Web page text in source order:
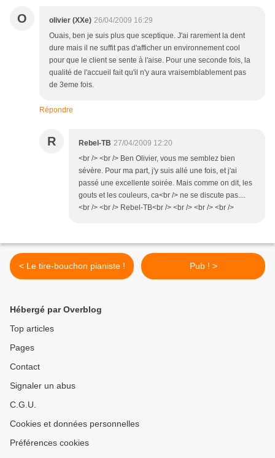
O olivier (XXe) 26/04/2009 16:29
Ouais, ben je suis plus que sceptique. J'ai rarement la dent
dure mais il ne suffit pas d'afficher un environnement cool
pour que le client se sente à l'aise. Pour une seconde fois, la
qualité de l'accueil fait qu'il n'y aura vraisemblablement pas
de 3eme fois.
Répondre
R Rebel-TB 27/04/2009 12:20
<br /> <br /> Ben Olivier, vous me semblez bien
sévère. Pour ma part, j'y suis allé une fois, et j'ai
passé une excellente soirée. Mais comme on dit, les
gouts et les couleurs, ca<br /> ne se discute pas....
<br /> <br /> Rebel-TB<br /> <br /> <br /> <br />
< Le tire-bouchon pianiste ! Pub ! >
Hébergé par Overblog
Top articles
Pages
Contact
Signaler un abus
C.G.U.
Cookies et données personnelles
Préférences cookies